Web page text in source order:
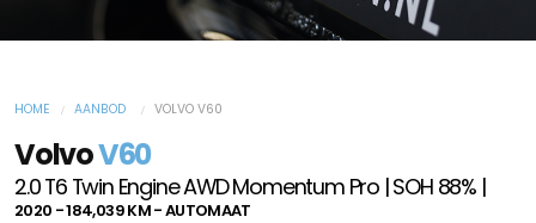
HOME AANBOD VOLVO V60
VolvoV60
2.0 T6 Twin Engine AWD Momentum Pro | SOH 88% |
2020 - 184,039 KM - AUTOMAAT